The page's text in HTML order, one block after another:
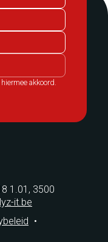
akkoord.
1.01, 3500
it.be
•